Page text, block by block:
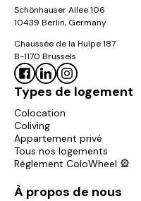
Schönhauser Allee 106
10439 Berlin, Germany
Chaussée de la Hulpe 187
B-1170 Brussels
Types de logement
Colocation
Coliving
Appartement privé
Tous nos logements
Règlement ColoWheel 🎡
À propos de nous